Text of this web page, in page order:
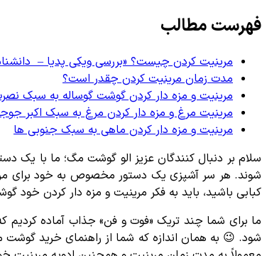
فهرست مطالب
مرینیت کردن چیست؟ «بررسی ویکی پدیا –
مدت زمان مرینیت کردن چقدر است؟
مرینیت و مزه دار کردن گوشت گوساله به سبک
مرینیت مرغ و مزه دار کردن مرغ به سبک اکبر
مرینیت و مزه دار کردن ماهی به سبک جنوبی ها
سلام بر دنبال کنندگان عزیز الو گوشت مگ؛ ما با یک
شوند. هر سر آشپزی یک دستور مخصوص به خود برای
کبابی باشید، باید به فکر مرینیت و مزه دار کردن خود
ما برای شما چند تریک «فوت و فن» جذاب آماده
شود. 😉 به همان اندازه که شما از راهنمای خرید